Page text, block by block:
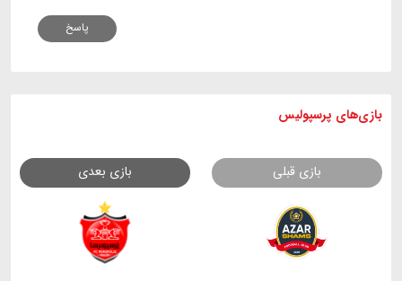
پاسخ
بازی های پرسپولیس
بازی قبلی بازی بعدی